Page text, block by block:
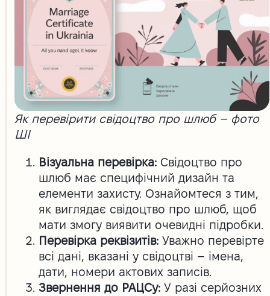
Як перевірити свідоцтво про шлюб – фото
ШІ
Візуальна перевірка:Свідоцтво про
шлюб має специфічний дизайн та
елементи захисту. Ознайомтеся з тим,
як виглядає свідоцтво про шлюб, щоб
мати змогу виявити очевидні підробки.
Перевірка реквізитів: Уважно перевірте
всі дані, вказані у свідоцтві – імена,
дати, номери актових записів.
Звернення до РАЦСу:У разі серйозних